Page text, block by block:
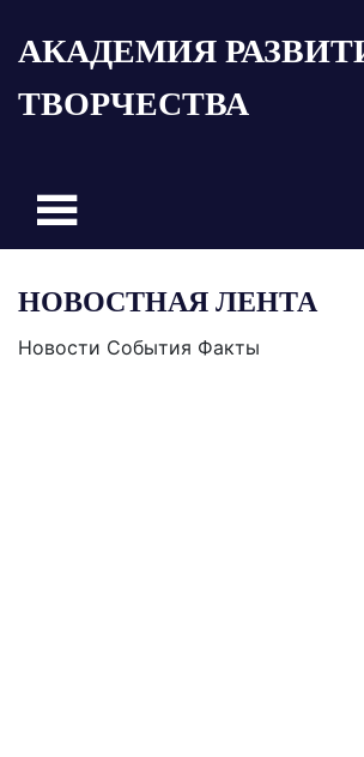
АКАДЕМИЯ
ТВОРЧЕСТВА
НОВОСТНАЯ ЛЕНТА
Новости События Факты